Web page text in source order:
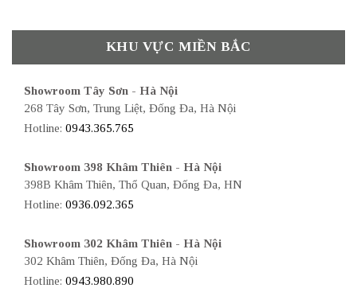
KHU VỰC MIỀN BẮC
Showroom Tây Sơn - Hà Nội
268 Tây Sơn, Trung Liệt, Đống Đa, Hà Nội
Hotline: 0943.365.765
Showroom 398 Khâm Thiên - Hà Nội
398B Khâm Thiên, Thổ Quan, Đống Đa, HN
Hotline: 0936.092.365
Showroom 302 Khâm Thiên - Hà Nội
302 Khâm Thiên, Đống Đa, Hà Nội
Hotline: 0943.980.890